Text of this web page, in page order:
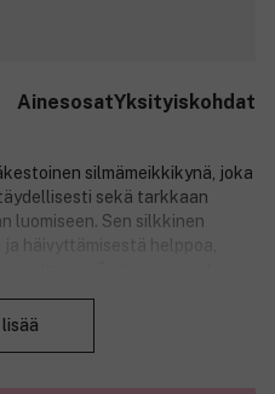
AinesosatYksityiskohdat
silmämeikkikynä, joka
sekä tarkkaan
luomiseen. Sen silkkinen
häivyttämisestä helppoa,
sitä voidaan turvallisesti
lisää